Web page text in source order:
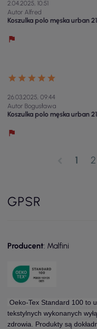
2.04.2025, 10:51
Autor Alfred
Koszulka polo męska urban
26.03.2025, 09:44
Autor Bogusława
Koszulka polo męska urban
1 2
GPSR
Producent: Malfini
Oeko-Tex Standard 100 to
tekstylnych wykonanych
zdrowia. Produkty są